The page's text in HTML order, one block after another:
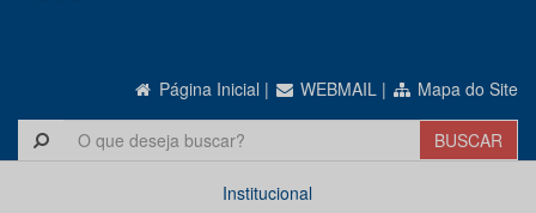
Página Inicial | WEBMAIL | Mapa do Site
Institucional